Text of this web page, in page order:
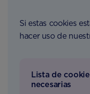
Si estas cookies
hacer uso de
Lista de
necesarias